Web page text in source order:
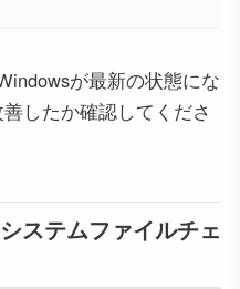
が最新の状態にな
したか確認してくださ
ステムファイルチェ